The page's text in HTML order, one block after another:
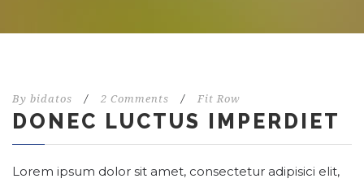
By bidatos / 2 Comments / Fit Row
DONEC LUCTUS IMPERDIET
Lorem ipsum dolor sit amet, consectetur adipisici elit,